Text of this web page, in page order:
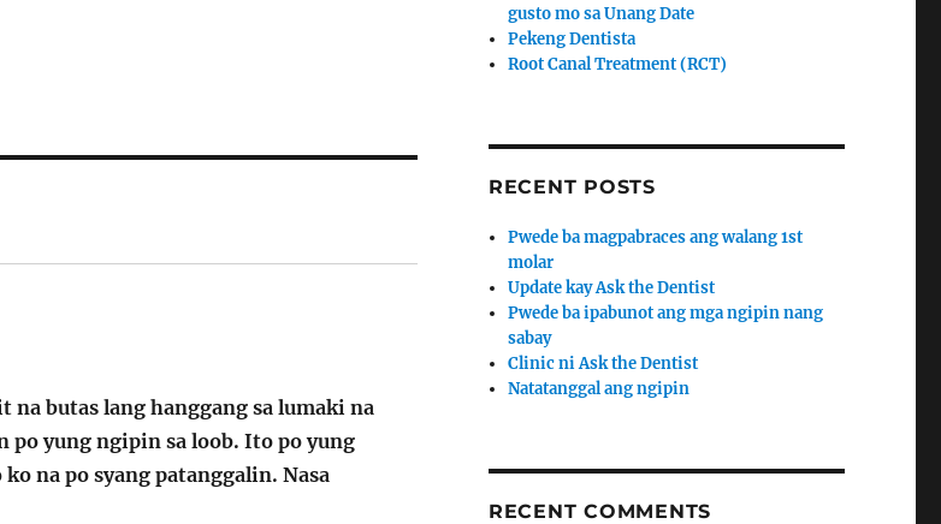
na butas lang hanggang sa lumaki na
po yung ngipin sa loob. Ito po yung
na po syang patanggalin. Nasa
gusto mo sa Unang Date
Pekeng Dentista
Root Canal Treatment (RCT)
RECENT POSTS
Pwede ba magpabraces ang walang 1st
molar
Update kay Ask the Dentist
Pwede ba ipabunot ang mga ngipin nang
sabay
Clinic ni Ask the Dentist
Natatanggal ang ngipin
RECENT COMMENTS